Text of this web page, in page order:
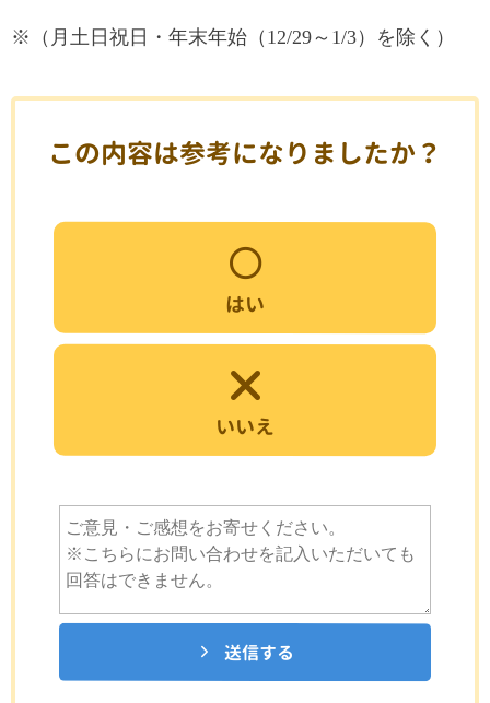
※（月土日祝日・年末年始（12/29～1/3）を除く）
この内容は参考になりましたか？
はい
いいえ
送信する